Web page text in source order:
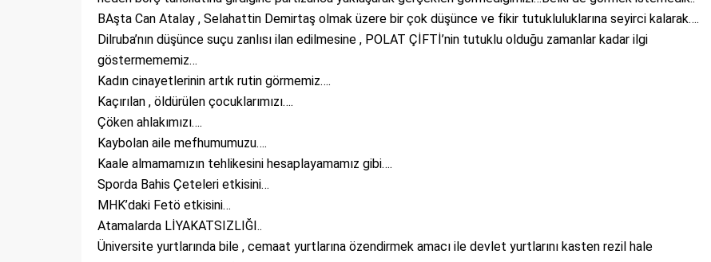
BAşta Can Atalay , Selahattin Demirtaş olmak üzere bir çok düşünce ve fikir tutukluluklarına seyirci kalarak….
Dilruba’nın düşünce suçu zanlısı ilan edilmesine , POLAT ÇİFTİ’nin tutuklu olduğu zamanlar kadar ilgi
göstermememiz…
Kadın cinayetlerinin artık rutin görmemiz….
Kaçırılan , öldürülen çocuklarımızı….
Çöken ahlakımızı….
Kaybolan aile mefhumumuzu….
Kaale almamamızın tehlikesini hesaplayamamız gibi….
Sporda Bahis Çeteleri etkisini…
MHK’daki Fetö etkisini…
Atamalarda LİYAKATSIZLIĞI..
Üniversite yurtlarında bile , cemaat yurtlarına özendirmek amacı ile devlet yurtlarını kasten rezil hale